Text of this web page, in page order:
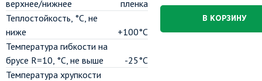
верхнее/нижнее
пленка
Теплостойкость, °C, не
ниже
+100°С
Температура гибкости на
брусе R=10, °C, не выше
-25°С
Температура хрупкости
В КОРЗИНУ